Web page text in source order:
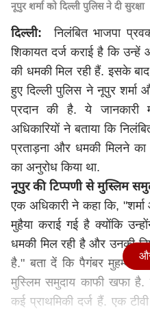
नूपुर शर्मा को दिल्ली पुलिस ने दी सुरक्षा
दिल्ली: निलंबित भाजपा
शिकायत दर्ज कराई है कि उन्हें
की धमकी मिल रही हैं. इसके
हुए दिल्ली पुलिस ने नूपुर शर्मा
प्रदान की है. ये जानकारी
अधिकारियों ने बताया कि
प्रताड़ना और धमकी मिलने का
का अनुरोध किया था.
नूपुर की टिप्पणी से मुस्लिम
एक अधिकारी ने कहा कि,
मुहैया कराई गई है क्योंकि
धमकी मिल रही है और उनकी
है." बता दें कि पैगंबर मुहम्मद
मुस्लिम समुदाय काफी खफा है.
कई प्राथमिकी दर्ज हैं. एक